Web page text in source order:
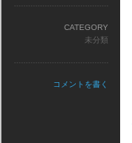
CATEGORY
未分類
コメントを書く